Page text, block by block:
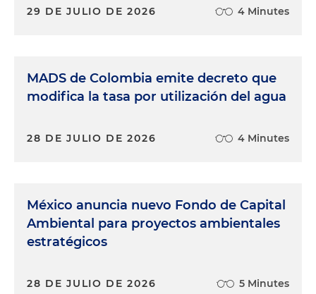
29 DE JULIO DE 2026 4 Minutes
MADS de Colombia emite decreto que
modifica la tasa por utilización del agua
28 DE JULIO DE 2026 4 Minutes
México anuncia nuevo Fondo de Capital
Ambiental para proyectos ambientales
estratégicos
28 DE JULIO DE 2026 5 Minutes